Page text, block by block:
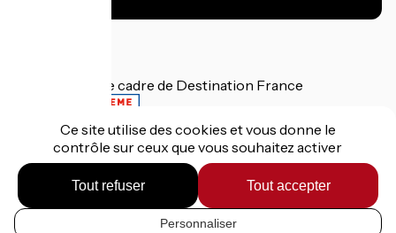
Financé dans le cadre de Destination France
Mentions légales
Données personnelles
Contact
Réalisation :
et France Vélo Tourisme
Ce site utilise des cookies et vous donne le
contrôle sur ceux que vous souhaitez activer
Tout accepter
Tout refuser
Personnaliser